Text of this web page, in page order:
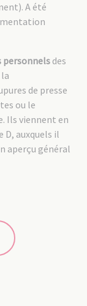
A été
personnels des
de presse
ou le
Ils viennent en
D, auxquels il
aperçu général